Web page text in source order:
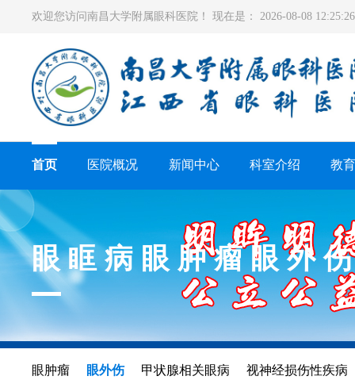
欢迎您访问南昌大学附属眼科医院！ 现在是： 2026-08-08
首页 医院概况 新闻中心 科室介绍 教
眼眶病眼肿瘤眼外
眼肿瘤 眼外伤 甲状腺相关眼病 视神经损伤性疾病